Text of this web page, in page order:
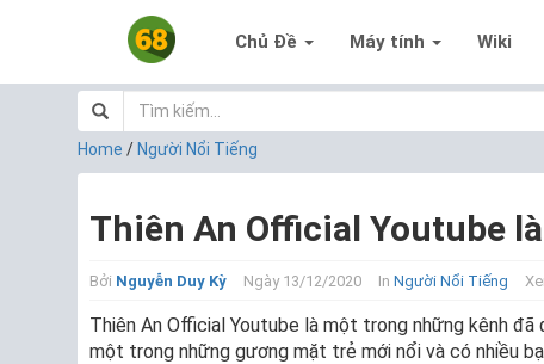
Chủ Đề Máy tính Wiki
Home / Người Nổi Tiếng
Thiên An Official Youtube
Bởi Nguyễn Duy Kỳ Ngày 13/12/2020 In Người Nổi Tiếng
Thiên An Official Youtube là một trong những kênh
một trong những gương mặt trẻ mới nổi và có nhiều